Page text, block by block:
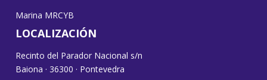
Marina MRCYB
LOCALIZACIÓN
Recinto del Parador Nacional s/n
Baiona · 36300 · Pontevedra